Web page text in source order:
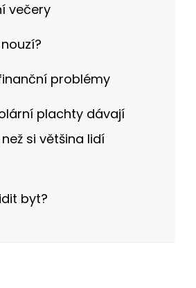
večery
problémy
plachty dávají
si většina lidí
byt?